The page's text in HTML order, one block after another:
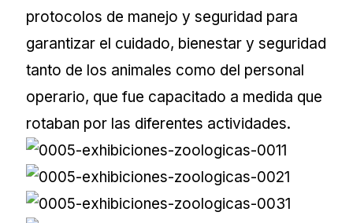
protocolos de manejo y seguridad para
garantizar el cuidado, bienestar y seguridad
tanto de los animales como del personal
operario, que fue capacitado a medida que
rotaban por las diferentes actividades.